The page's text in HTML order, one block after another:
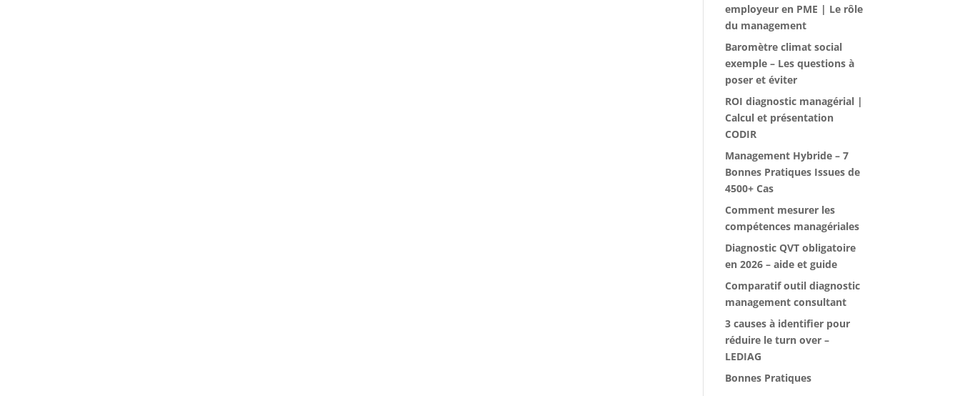
employeur en PME | Le rôle
du management
Baromètre climat social
exemple – Les questions à
poser et éviter
ROI diagnostic managérial |
Calcul et présentation
CODIR
Management Hybride – 7
Bonnes Pratiques Issues de
4500+ Cas
Comment mesurer les
compétences managériales
Diagnostic QVT obligatoire
en 2026 – aide et guide
Comparatif outil diagnostic
management consultant
3 causes à identifier pour
réduire le turn over –
LEDIAG
Bonnes Pratiques